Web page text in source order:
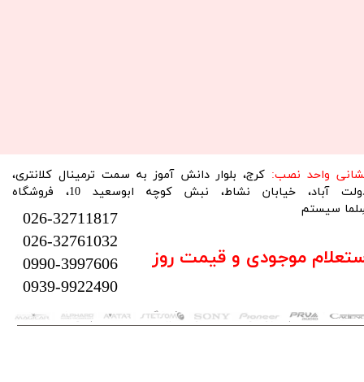
تمام حقوق این سایت متعلق به فروشگاه سلما سیستم می‌باشد.
واحد نصب: کرج، بلوار دانش آموز به سمت ترمینال کلانتری،
دولت آباد، خیابان نشاط، نبش کوچه ابوسعید 10، فروشگاه
سیستم​​​​​​​
026-32711817
026-32761032
0990-3997606
0939-9922490
موجودی و قیمت روز